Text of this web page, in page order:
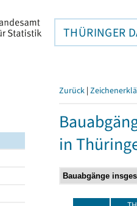
THÜRINGER
Zurück |
in